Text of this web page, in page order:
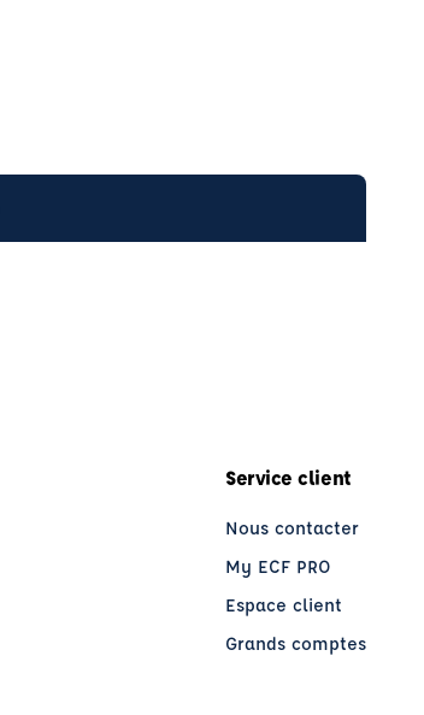
Service client
Nous contacter
My ECF PRO
Espace client
Grands comptes